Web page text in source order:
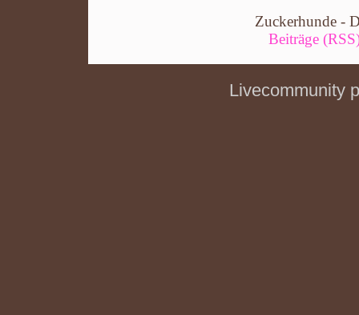
Zuckerhunde -
Beiträge
Livecommunity